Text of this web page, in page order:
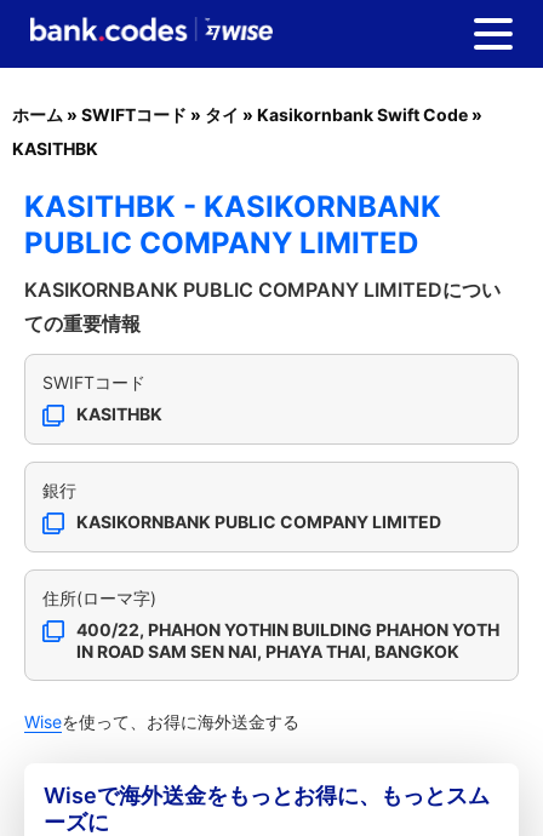
ホーム » SWIFTコード » タイ » Kasikornbank Swift Code »
KASITHBK
KASITHBK - KASIKORNBANK
PUBLIC COMPANY LIMITED
KASIKORNBANK PUBLIC COMPANY LIMITEDについ
ての重要情報
SWIFTコード
KASITHBK
銀行
KASIKORNBANK PUBLIC COMPANY LIMITED
住所(ローマ字)
400/22, PHAHON YOTHIN BUILDING PHAHON YOTH
IN ROAD SAM SEN NAI, PHAYA THAI, BANGKOK
Wiseを使って、お得に海外送金する
Wiseで海外送金をもっとお得に、もっとスム
ーズに